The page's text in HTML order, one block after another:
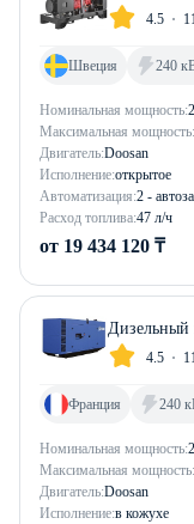
4.5
Номинальная мощность:
Максимальная мощность:
Двигатель:Doosan
Исполнение:открытое
Автоматизация:2 -
Расход топлива:47 л/ч
Швеция 240
от 19 434 120 ₸
Дизельный
4.5
Номинальная мощность:
Максимальная мощность:
Двигатель:Doosan
Исполнение:в кожухе
Франция 240